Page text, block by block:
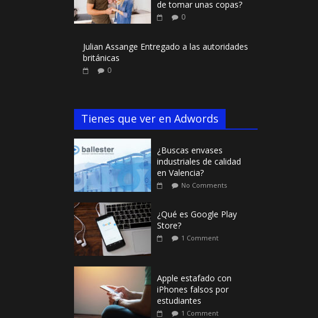
de tomar unas copas?
0
Julian Assange Entregado a las autoridades
británicas
0
Tienes que ver en Adwords
¿Buscas envases
industriales de calidad
en Valencia?
No Comments
¿Qué es Google Play
Store?
1 Comment
Apple estafado con
iPhones falsos por
estudiantes
1 Comment